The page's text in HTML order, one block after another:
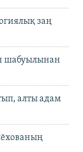
заң
шабуылынан
алты адам